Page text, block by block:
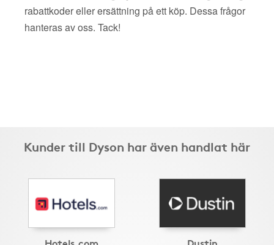
rabattkoder eller ersättning på ett köp. Dessa frågor
hanteras av oss. Tack!
Kunder till Dyson har även handlat här